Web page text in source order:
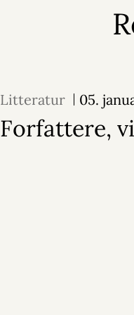
Litteratur 05.
Forfattere,